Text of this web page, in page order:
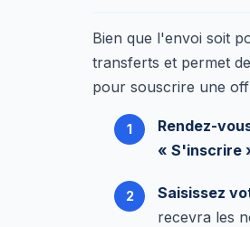
Bien que l'envoi soit
transferts et permet
pour souscrire une
Rendez-
« S'inscrire
Saisissez
recevra les